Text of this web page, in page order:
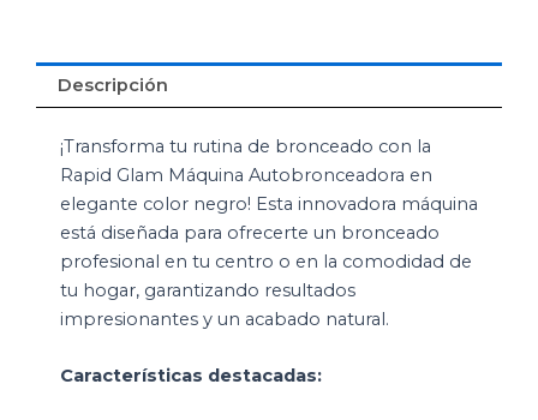
Descripción
¡Transforma tu rutina de bronceado con la
Rapid Glam Máquina Autobronceadora en
elegante color negro! Esta innovadora máquina
está diseñada para ofrecerte un bronceado
profesional en tu centro o en la comodidad de
tu hogar, garantizando resultados
impresionantes y un acabado natural.
Características destacadas: